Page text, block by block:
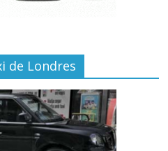
de Londres